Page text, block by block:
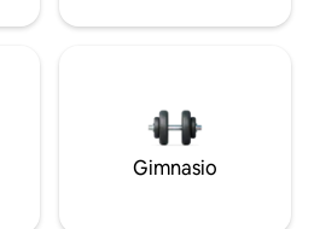
Gimnasio